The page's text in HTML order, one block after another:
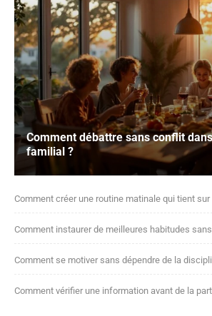
Comment débattre sans conflit
familial ?
Comment créer une routine matinale qui tient sur
Comment instaurer de meilleures habitudes
Comment se motiver sans dépendre de la
Comment vérifier une information avant de la